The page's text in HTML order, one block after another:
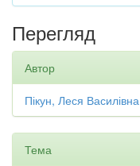
Перегляд
Автор
Пікун, Леся Василівна
Тема